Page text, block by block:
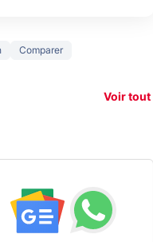
Comparer
Voir tout
xAI attaque la